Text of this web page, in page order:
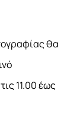
θα
11.00 έως